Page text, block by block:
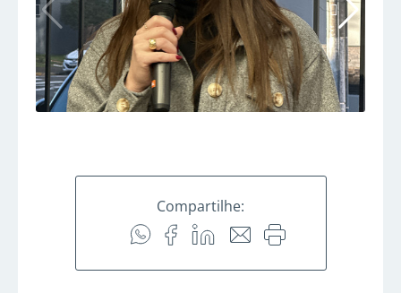
Compartilhe: